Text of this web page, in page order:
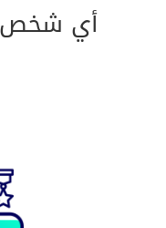
أي شخص